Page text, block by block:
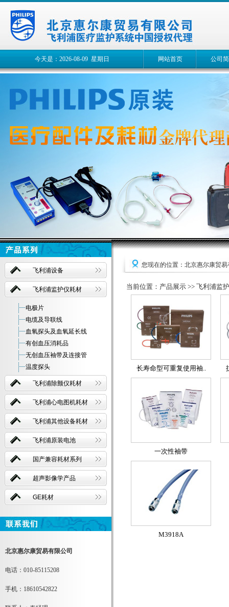
今天是：2026-08-09 星期日 网站首页 公司
飞利浦设备
飞利浦监护仪耗材
电极片
电缆及导联线
血氧探头及血氧延长线
有创血压消耗品
无创血压袖带及连接管
温度探头
飞利浦除颤仪耗材
飞利浦心电图机耗材
飞利浦其他设备耗材
飞利浦原装电池
国产兼容耗材系列
超声影像学产品
GE耗材
北京惠尔康贸易有限公司
电话：010-85115208
手机：18610542822
您现在的位置：北京惠尔康贸
当前位置：产品展示 >> 飞利浦监
长寿命型可重复使用袖..
一次性袖带
M3918A